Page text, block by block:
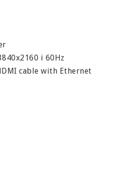
i 60Hz
cable with Ethernet